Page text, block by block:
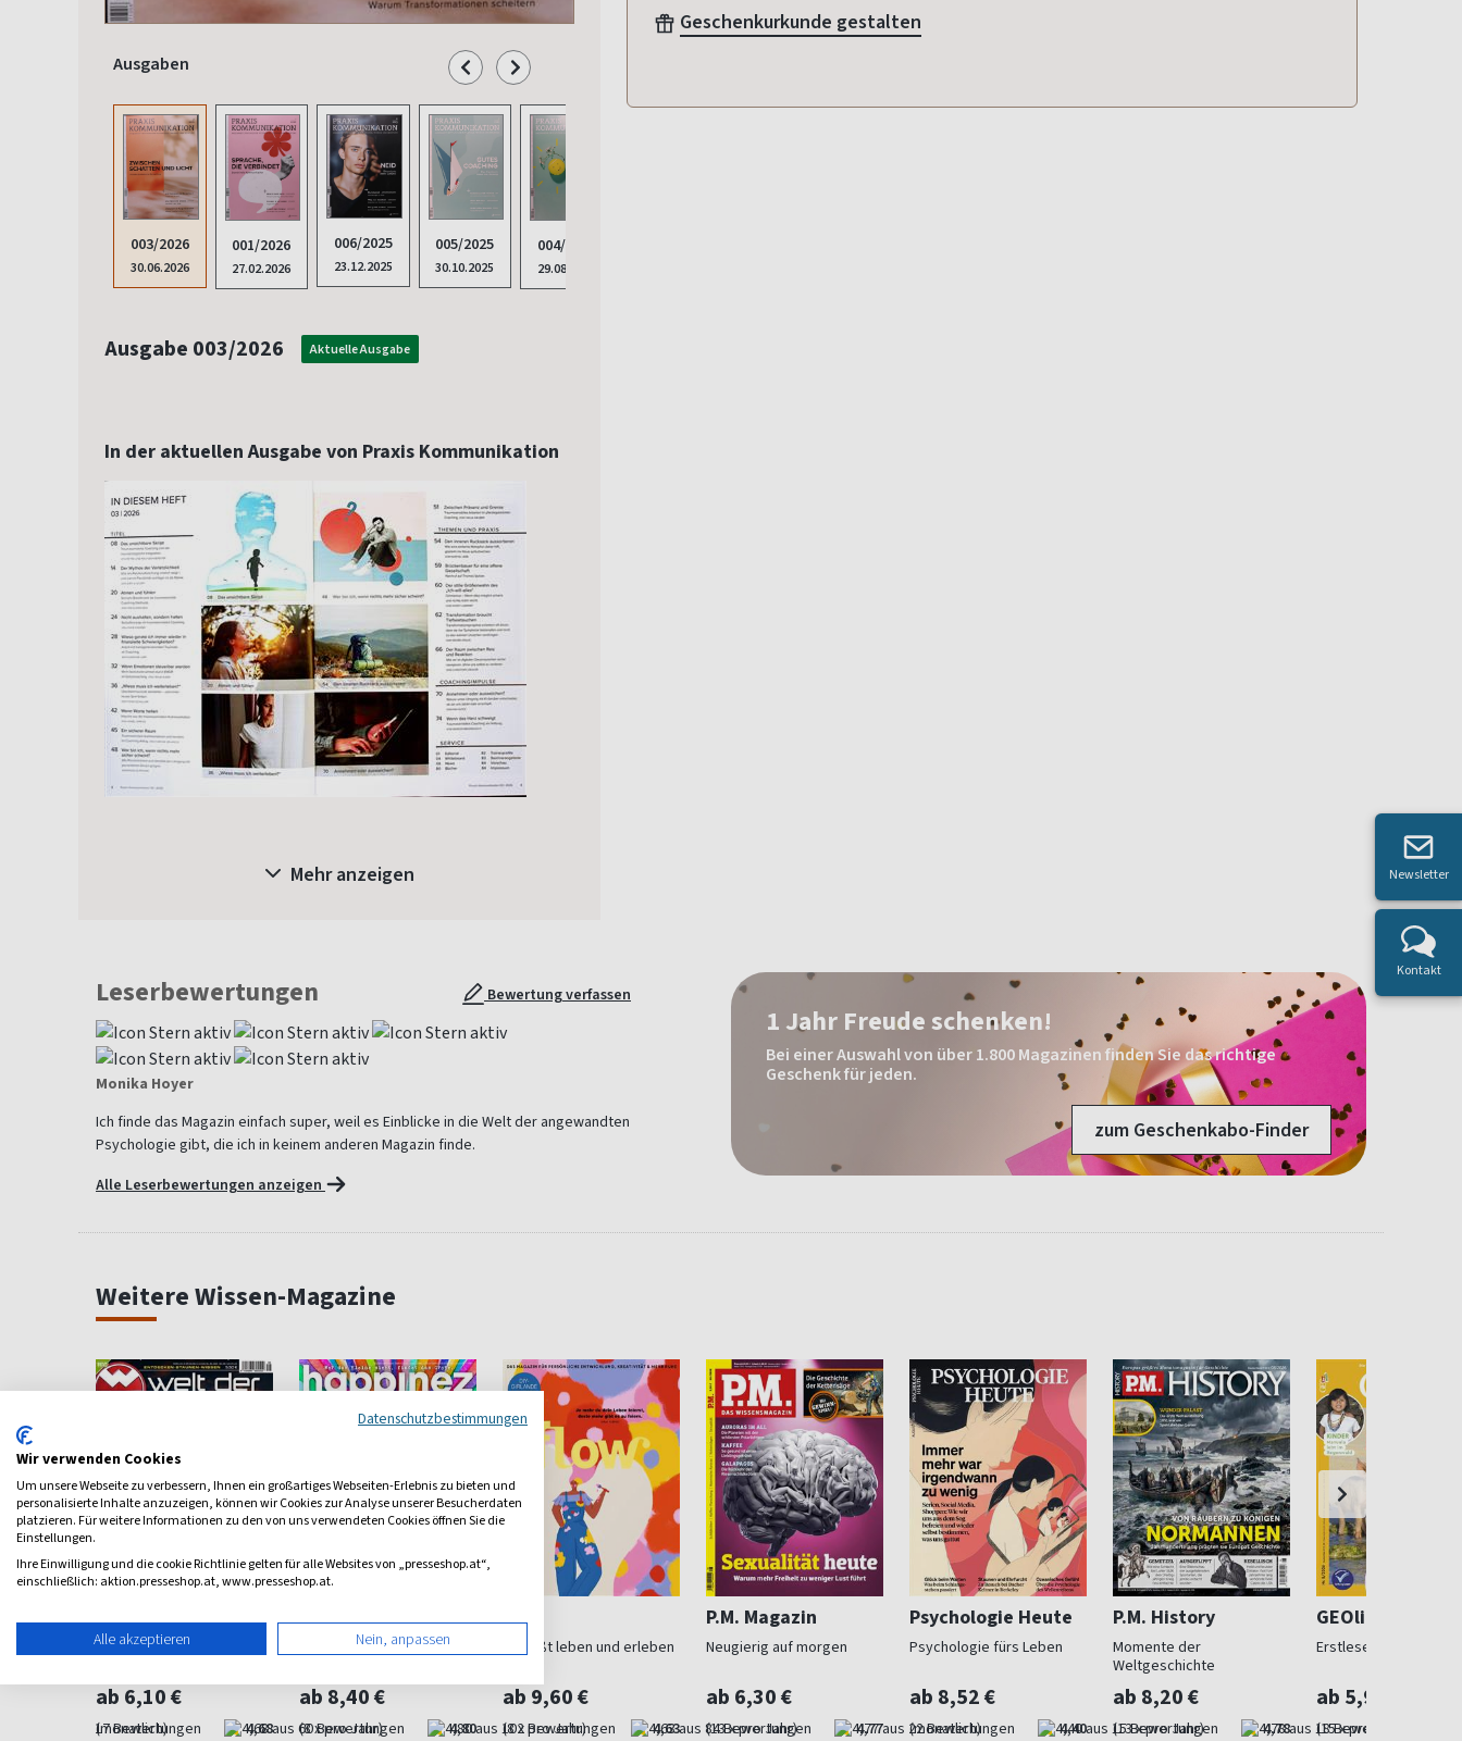
Ausgaben
003/2026
30.06.2026
001/2026
27.02.2026
006/2025
23.12.2025
005/2025
30.10.2025
004/2025
29.08.2025
Ausgabe 003/2026 Aktuelle Ausgabe
In der aktuellen Ausgabe von Praxis Kommunikation
Mehr anzeigen
Geschenkurkunde gestalten
Leserbewertungen Bewertung verfassen
Monika Hoyer
Ich finde das Magazin einfach super, weil es Einblicke in die Welt der angewandten
Psychologie gibt, die ich in keinem anderen Magazin finde.
Alle Leserbewertungen anzeigen
1 Jahr Freude schenken!
Bei einer Auswahl von über 1.800 Magazinen finden Sie das richtige
Geschenk für jeden.
zum Geschenkabo-Finder
Weitere Wissen-Magazine
Welt der Wunder
Entdecken und Staunen
ab 6,10 €
(monatlich) 4,68
Happinez
Mindstyle Magazin
ab 8,40 €
(8 x pro Jahr) 4,80
Flow
Bewußt leben und erleben
ab 9,60 €
(8 x pro Jahr) 4,63
P.M. Magazin
Neugierig auf morgen
ab 6,30 €
(13 x pro Jahr) 4,77
Psychologie Heute
Psychologie fürs Leben
ab 8,52 €
(monatlich) 4,40
P.M. History
Momente der
Weltgeschichte
ab 8,20 €
(13 x pro Jahr) 4,78
GEOlino Mini
Erstleser ab 5
ab 5,90 €
(15 x pro Jahr)
Newsletter
Kontakt
Datenschutzbestimmungen
Wir verwenden Cookies
Um unsere Webseite zu verbessern, Ihnen ein großartiges Webseiten-Erlebnis zu bieten und
personalisierte Inhalte anzuzeigen, können wir Cookies zur Analyse unserer Besucherdaten
platzieren. Für weitere Informationen zu den von uns verwendeten Cookies öffnen Sie die
Einstellungen.
Ihre Einwilligung und die cookie Richtlinie gelten für alle Websites von „presseshop.at“,
einschließlich: aktion.presseshop.at, www.presseshop.at.
Alle akzeptieren Nein, anpassen